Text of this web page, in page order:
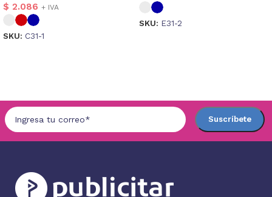
$ 2.086 + IVA
SKU: C31-1
SKU: E31-2